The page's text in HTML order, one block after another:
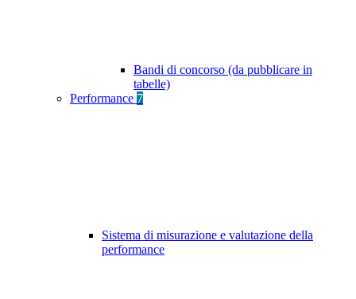
Bandi di concorso (da pubblicare in
tabelle)
Performance 7
Sistema di misurazione e valutazione della
performance